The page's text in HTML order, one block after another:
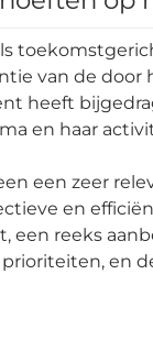
van de
heeft
en haar
een zeer
en
reeks
en